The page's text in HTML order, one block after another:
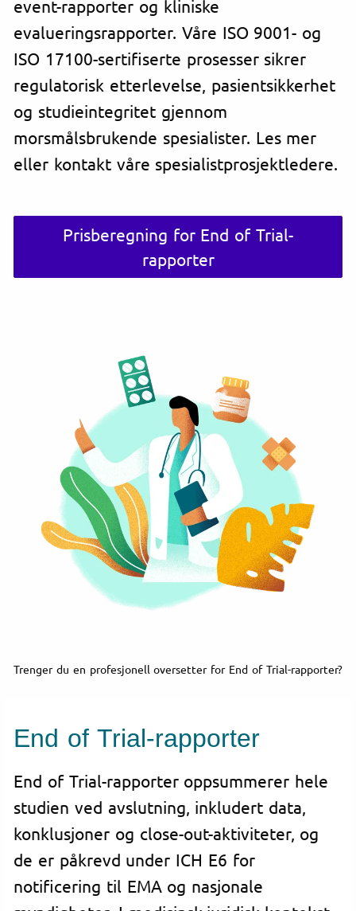
event-rapporter og kliniske
evalueringsrapporter. Våre ISO 9001- og
ISO 17100-sertifiserte prosesser sikrer
regulatorisk etterlevelse, pasientsikkerhet
og studieintegritet gjennom
morsmålsbrukende spesialister. Les mer
eller kontakt våre spesialistprosjektledere.
Prisberegning for End of Trial-
rapporter
Trenger du en profesjonell oversetter for End of Trial-rapporter?
End of Trial-rapporter
End of Trial-rapporter oppsummerer hele
studien ved avslutning, inkludert data,
konklusjoner og close-out-aktiviteter, og
de er påkrevd under ICH E6 for
notificering til EMA og nasjonale